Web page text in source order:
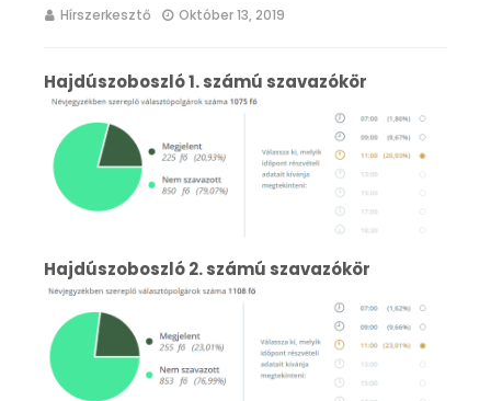
Hírszerkesztő Október 13, 2019
Hajdúszoboszló 1. számú szavazókör
Hajdúszoboszló 2. számú szavazókör